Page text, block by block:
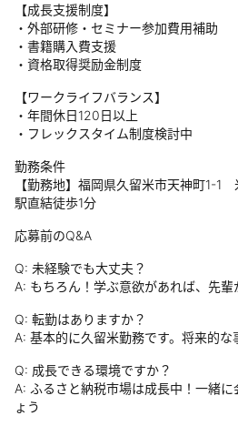
【成長支援制度】
・外部研修・セミナー参加費用補助
・書籍購入費支援
・資格取得奨励金制度
【ワークライフバランス】
・年間休日120日以上
・フレックスタイム制度検討中
勤務条件
【勤務地】福岡県久留米市天神町1-
駅直結徒歩1分
応募前のQ&A
Q: 未経験でも大丈夫？
A: もちろん！学ぶ意欲があれば、先
Q: 転勤はありますか？
A: 基本的に久留米勤務です。将来的
Q: 成長できる環境ですか？
A: ふるさと納税市場は成長中！一緒
ょう